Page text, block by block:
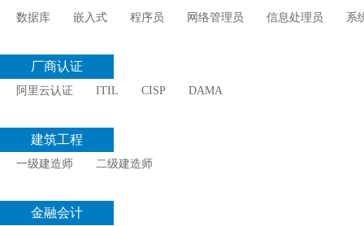
数据库
嵌入式 程序员 网络管理员 信息处理员 系
厂商认证
阿里云认证 ITIL CISP DAMA
建筑工程
一级建造师 二级建造师
金融会计